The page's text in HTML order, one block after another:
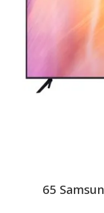
טלוויזיה Samsung UE65AU7100 4K ‏65